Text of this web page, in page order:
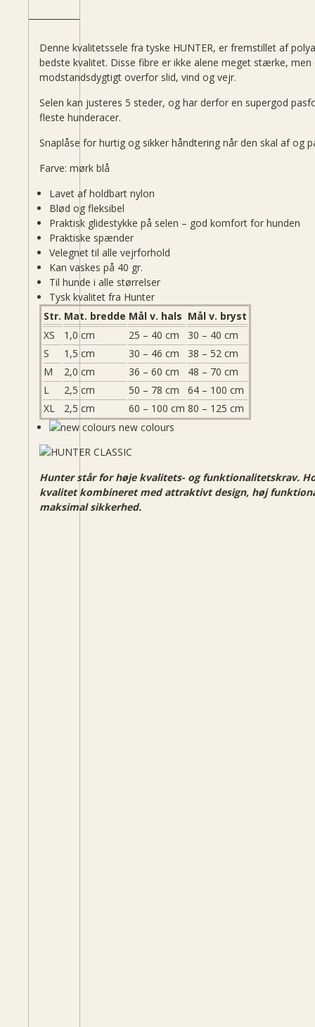
Denne kvalitetssele fra tyske HUNTER, er fremstillet af
bedste kvalitet. Disse fibre er ikke alene meget stærke,
modstandsdygtigt overfor slid, vind og vejr.
Selen kan justeres 5 steder, og har derfor en supergod
fleste hunderacer.
Snaplåse for hurtig og sikker håndtering når den skal af og
Farve: mørk blå
Lavet af holdbart nylon
Blød og fleksibel
Praktisk glidestykke på selen – god komfort for hunden
Praktiske spænder
Velegnet til alle vejrforhold
Kan vaskes på 40 gr.
Til hunde i alle størrelser
Tysk kvalitet fra Hunter
Str. Mat. bredde Mål v. hals Mål v. bryst
XS
1,0 cm 25 – 40 cm
30 – 40 cm
S
1,5 cm 30 – 46 cm
38 – 52 cm
M
2,0 cm 36 – 60 cm
48 – 70 cm
L
2,5 cm 50 – 78 cm
64 – 100 cm
XL
2,5 cm 60 – 100 cm 80 – 125 cm
new colours
Hunter står for høje kvalitets- og funktionalitetskrav.
kvalitet kombineret med attraktivt design, høj
maksimal sikkerhed.